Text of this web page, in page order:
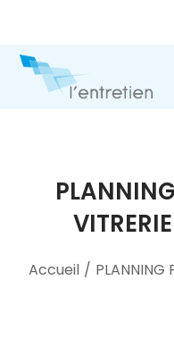
Accueil / PLANNING